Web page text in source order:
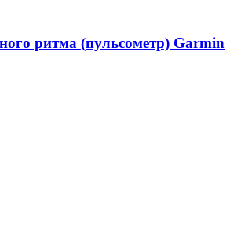
ритма (пульсометр) Garmin